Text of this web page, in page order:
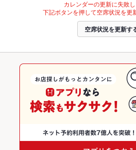
カレンダーの更新に失敗し
下記ボタンを押して空席状況を更
空席状況を更新す